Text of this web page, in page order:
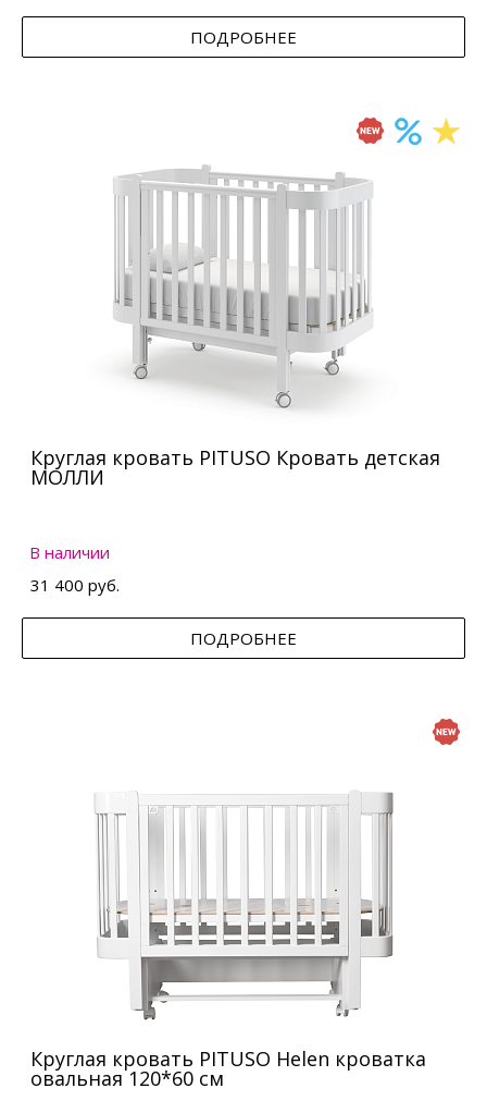
ПОДРОБНЕЕ
Круглая кровать PITUSO Кровать детская
МОЛЛИ
В наличии
31 400 руб.
ПОДРОБНЕЕ
Круглая кровать PITUSO Helen кроватка
овальная 120*60 см